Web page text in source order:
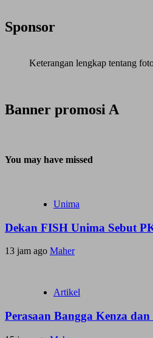
Sponsor
Keterangan lengkap tentang
Banner promosi A
You may have missed
Unima
Dekan FISH Unima Sebut
13 jam ago Maher
Artikel
Perasaan Bangga Kenza